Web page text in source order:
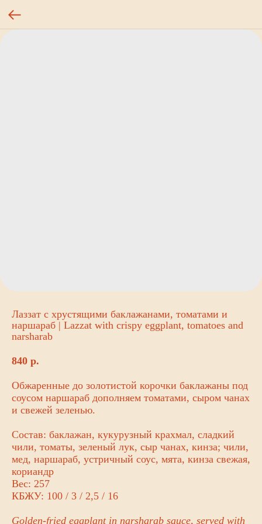
Лаззат с хрустящими баклажанами, томатами и
наршараб | Lazzat with crispy eggplant, tomatoes and
narsharab
840 р.
Обжаренные до золотистой корочки баклажаны под
соусом наршараб дополняем томатами, сыром чанах
и свежей зеленью.
Состав: баклажан, кукурузный крахмал, сладкий
чили, томаты, зеленый лук, сыр чанах, кинза; чили,
мед, наршараб, устричный соус, мята, кинза свежая,
кориандр
Вес: 257
КБЖУ: 100 / 3 / 2,5 / 16
Golden-fried eggplant in narsharab sauce, served with